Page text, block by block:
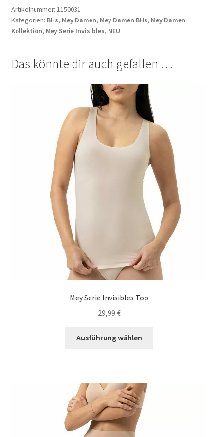
Richtlinie für Rückerstattungen und Rückgaben
Shop
Shop
Termini e condizioni generali
Widerrufsbelehrung und -formular
Zahlungsarten
Artikelnummer: 1150031
Kategorien: BHs, Mey Damen, Mey Damen BHs, Mey Damen
Kollektion, Mey Serie Invisibles, NEU
Das könnte dir auch gefallen …
Mey Serie Invisibles Top
29,99 €
Ausführung wählen